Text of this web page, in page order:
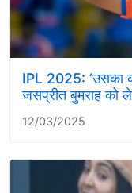
IPL 2025: ‘उसका
जसप्रीत बुमराह को
12/03/2025